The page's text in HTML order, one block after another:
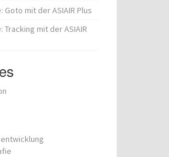
Goto mit der ASIAIR Plus
Tracking mit der ASIAIR